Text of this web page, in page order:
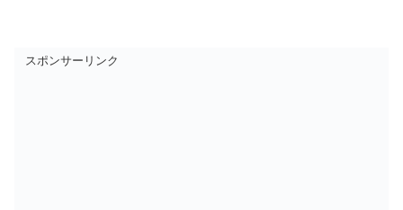
スポンサーリンク